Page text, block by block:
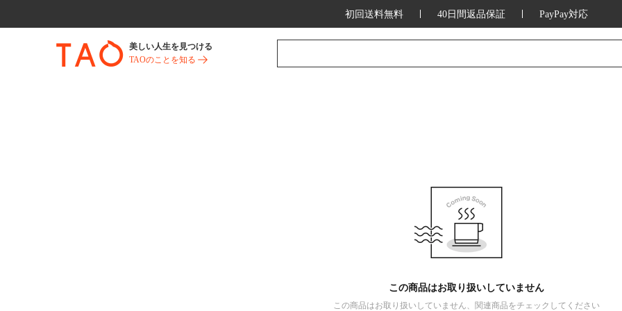
初回送料無料 40日間返品保証 PayPay対応
美しい人生を見つける
TAOのことを知る
この商品はお取り扱いしていません
この商品はお取り扱いしていません、関連商品をチェックしてください